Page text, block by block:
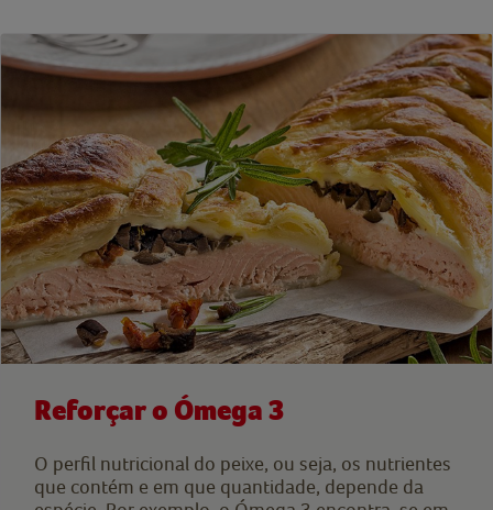
Reforçar o Ómega 3
O perfil nutricional do peixe, ou seja, os nutrientes
que contém e em que quantidade, depende da